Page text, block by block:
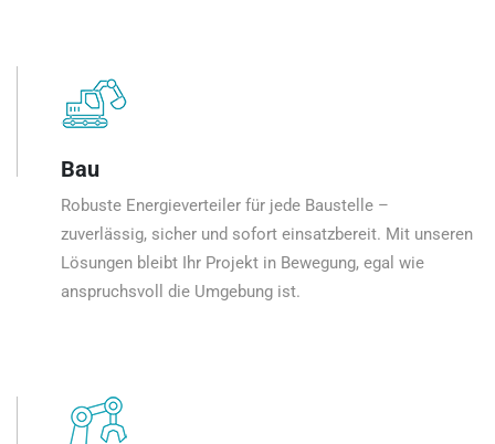
Bau
Robuste Energieverteiler für jede Baustelle –
zuverlässig, sicher und sofort einsatzbereit. Mit unseren
Lösungen bleibt Ihr Projekt in Bewegung, egal wie
anspruchsvoll die Umgebung ist.